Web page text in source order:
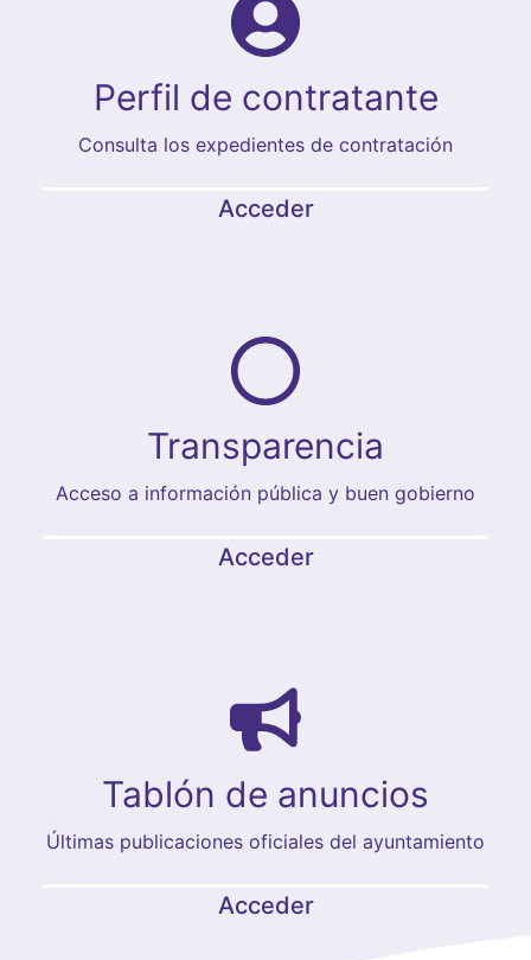
Perfil de contratante
Consulta los expedientes de contratación
Acceder
Transparencia
Acceso a información pública y buen gobierno
Acceder
Tablón de anuncios
Últimas publicaciones oficiales del ayuntamiento
Acceder